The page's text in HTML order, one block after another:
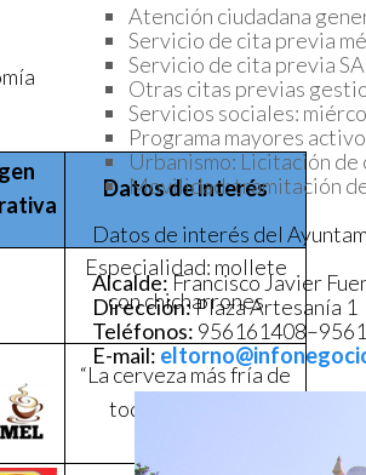
Datos de interés
Especialidad: mollete
con chicharrones
“La cerveza más fría de
toda la comarca”.
Atención ciudadana
Servicio de cita previa
Servicio de cita previa
Otras citas previas
Servicios sociales:
Programa mayores
Urbanismo: Licitación de
Movilidad: tramitación
Datos de interés del
Alcalde:Francisco Javier
Dirección:Plaza Artesanía 1
Teléfonos:
E-mail: